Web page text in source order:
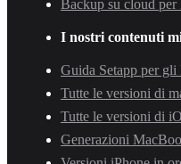
Backup su cloud per
I nostri contenuti
Guida Setapp per
Tutte le versioni di
Tutte le versioni di
Generazioni